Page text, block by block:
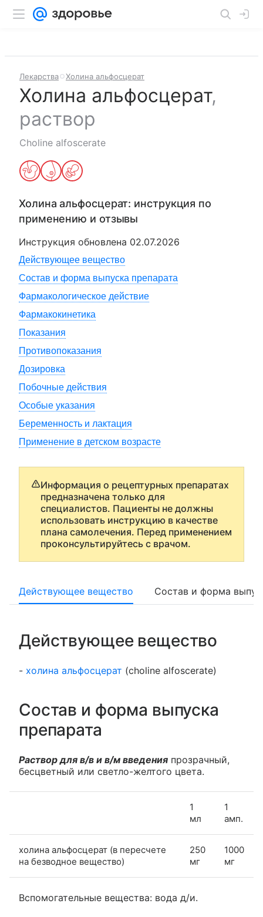
Лекарства Холина альфосцерат
Холина альфосцерат,
раствор
Choline alfoscerate
Холина альфосцерат: инструкция по
применению и отзывы
Инструкция обновлена 02.07.2026
Действующее вещество
Состав и форма выпуска препарата
Фармакологическое действие
Фармакокинетика
Показания
Противопоказания
Дозировка
Побочные действия
Особые указания
Беременность и лактация
Применение в детском возрасте
Информация о рецептурных препаратах
предназначена только для
специалистов. Пациенты не должны
использовать инструкцию в качестве
плана самолечения. Перед применением
проконсультируйтесь с врачом.
Действующее вещество Состав и форма
Действующее вещество
- холина альфосцерат (choline alfoscerate)
Состав и форма выпуска
препарата
Раствор для в/в и в/м введения прозрачный,
бесцветный или светло-желтого цвета.
1
мл
1
амп.
холина альфосцерат (в пересчете
на безводное вещество)
250
мг
1000
мг
Вспомогательные вещества: вода д/и.